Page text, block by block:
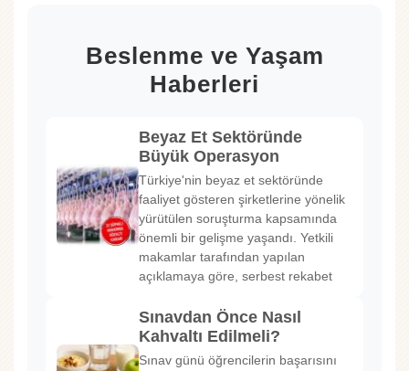
Beslenme ve Yaşam
Haberleri
Beyaz Et Sektöründe
Büyük Operasyon
Türkiye'nin beyaz et sektöründe
faaliyet gösteren şirketlerine yönelik
yürütülen soruşturma kapsamında
önemli bir gelişme yaşandı. Yetkili
makamlar tarafından yapılan
açıklamaya göre, serbest rekabet
Sınavdan Önce Nasıl
Kahvaltı Edilmeli?
Sınav günü öğrencilerin başarısını